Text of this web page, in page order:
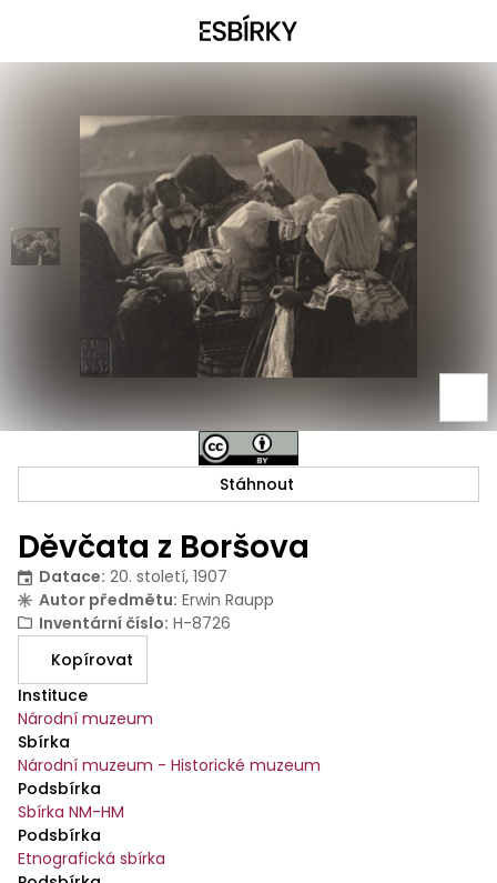
Děvčata z Boršova
Datace: 20. století, 1907
Autor předmětu: Erwin Raupp
Inventární číslo: H-8726
Kopírovat
Instituce
Národní muzeum
Sbírka
Národní muzeum - Historické muzeum
Podsbírka
Sbírka NM-HM
Podsbírka
Etnografická sbírka
Stáhnout